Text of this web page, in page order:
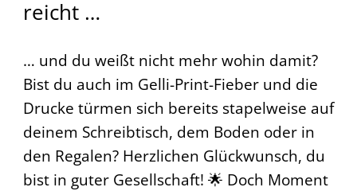
reicht …
… und du weißt nicht mehr wohin damit?
Bist du auch im Gelli-Print-Fieber und die
Drucke türmen sich bereits stapelweise auf
deinem Schreibtisch, dem Boden oder in
den Regalen? Herzlichen Glückwunsch, du
bist in guter Gesellschaft! 🌟 Doch Moment